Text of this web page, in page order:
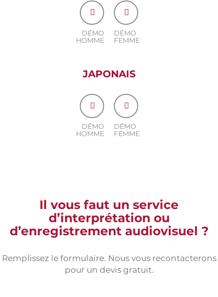
DÉMO
HOMME
DÉMO
FEMME
JAPONAIS
DÉMO
HOMME
DÉMO
FEMME
Il vous faut un service
d’interprétation ou
d’enregistrement audiovisuel ?
Remplissez le formulaire. Nous vous recontacterons
pour un devis gratuit.